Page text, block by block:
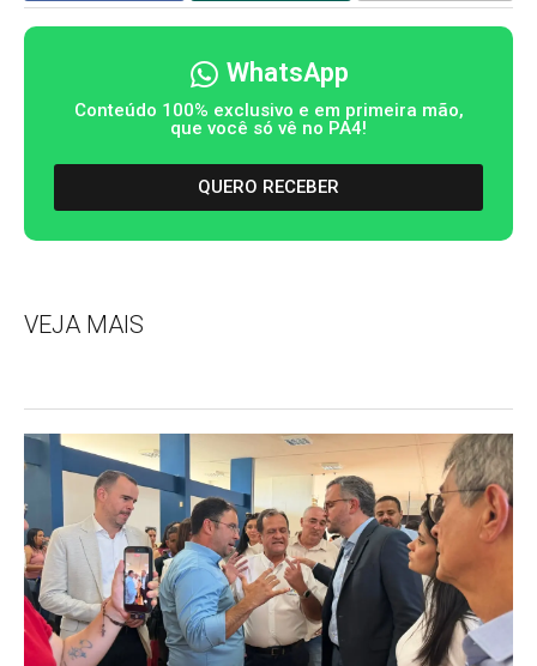
WhatsApp
Conteúdo 100% exclusivo e em primeira mão,
que você só vê no PA4!
QUERO RECEBER
VEJA MAIS